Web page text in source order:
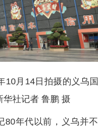
10月14日拍摄的义乌
华社记者 鲁鹏 摄
80年代以前，义乌并